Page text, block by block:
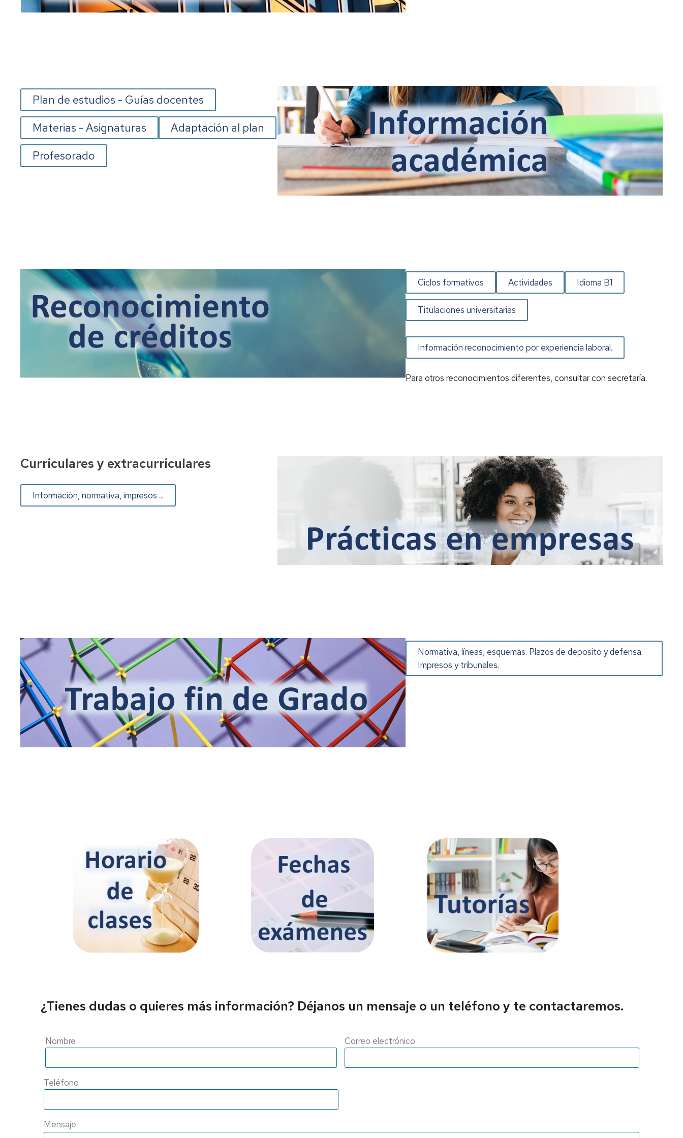
Plan de estudios - Guías docentes
Materias - Asignaturas
Adaptación al plan
Profesorado
Ciclos formativos Actividades Idioma B1
Titulaciones universitarias
Información reconocimiento por experiencia laboral.
Para otros reconocimientos diferentes, consultar con secretaría.
Curriculares y extracurriculares
Información, normativa, impresos ...
Normativa, líneas, esquemas. Plazos de deposito y defensa.
Impresos y tribunales.
¿Tienes dudas o quieres más información? Déjanos un mensaje o un teléfono y te contactaremos.
Nombre
Nombre Correo electrónico
Teléfono
Mensaje